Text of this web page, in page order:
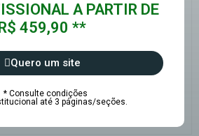
A PARTIR DE
R$ 459,90 **
Quero um site
* Consulte condições
até 3 páginas/seções.